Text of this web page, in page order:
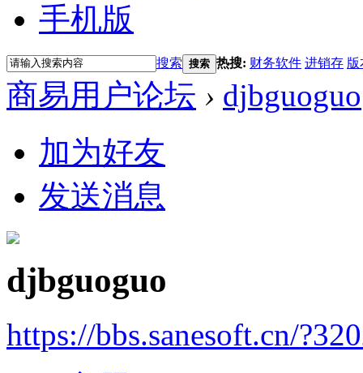
手机版
搜索 搜索 热搜: 财务软件 进销存 版
商易用户论坛 › djbguoguo
加为好友
发送消息
djbguoguo
https://bbs.sanesoft.cn/